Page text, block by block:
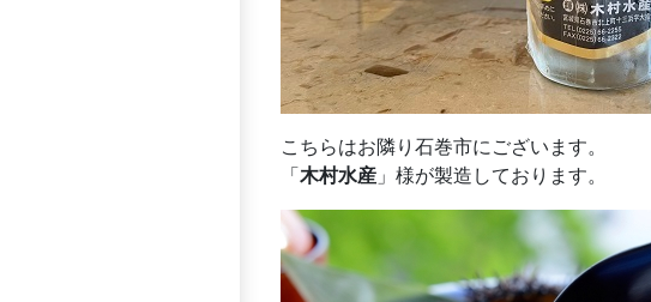
こちらはお隣り石巻市にございます。
「 木村水産 」様が製造しております。